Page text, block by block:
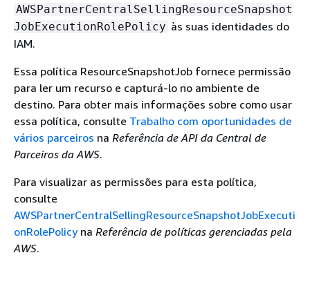
AWSPartnerCentralSellingResourceSnapshot
JobExecutionRolePolicy às suas identidades do
IAM.
Essa política ResourceSnapshotJob fornece permissão
para ler um recurso e capturá-lo no ambiente de
destino. Para obter mais informações sobre como usar
essa política, consulte Trabalho com oportunidades de
vários parceiros na Referência de API da Central de
Parceiros da AWS.
Para visualizar as permissões para esta política,
consulte
AWSPartnerCentralSellingResourceSnapshotJobExecuti
onRolePolicyna Referência de políticas gerenciadas pela
AWS.